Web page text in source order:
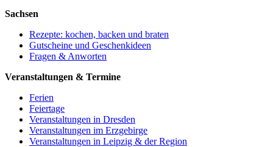
Sachsen
Rezepte: kochen, backen und braten
Gutscheine und Geschenkideen
Fragen & Anworten
Veranstaltungen & Termine
Ferien
Feiertage
Veranstaltungen in Dresden
Veranstaltungen im Erzgebirge
Veranstaltungen in Leipzig & der Region